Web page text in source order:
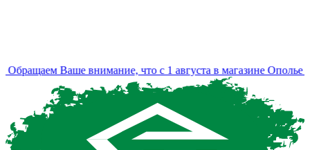
Ваше внимание, что с 1 августа в магазине Ополье